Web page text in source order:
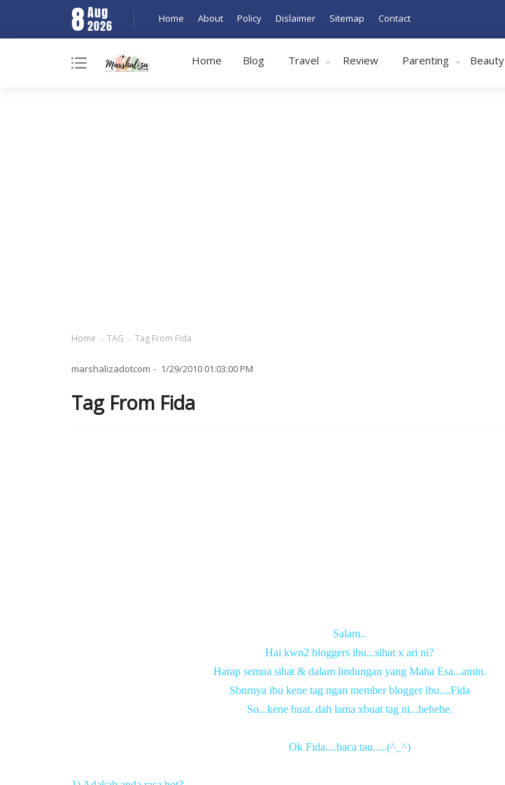
8Aug
2026 Home About Policy Dislaimer Sitemap Contact
Home Blog Travel Review Parenting Beauty
Home TAG Tag From Fida
marshalizadotcom 1/29/2010 01:03:00 PM
Tag From Fida
Salam..
Hai kwn2 bloggers ibu...sihat x ari ni?
Harap semua sihat & dalam lindungan yang Maha Esa...amin.
Sbnrnya ibu kene tag ngan member blogger ibu....Fida
So...kene buat..dah lama xbuat tag ni...hehehe.
Ok Fida....baca tau.....(^_^)